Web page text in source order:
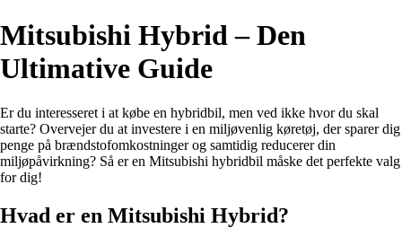
Mitsubishi Hybrid – Den
Ultimative Guide
Er du interesseret i at købe en hybridbil, men ved ikke hvor du skal
starte? Overvejer du at investere i en miljøvenlig køretøj, der sparer dig
penge på brændstofomkostninger og samtidig reducerer din
miljøpåvirkning? Så er en Mitsubishi hybridbil måske det perfekte valg
for dig!
Hvad er en Mitsubishi Hybrid?